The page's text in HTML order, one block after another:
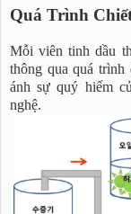
Quá Trình
Mỗi viên tinh dầu
thông qua quá trình
ánh sự quý hiếm
nghệ.